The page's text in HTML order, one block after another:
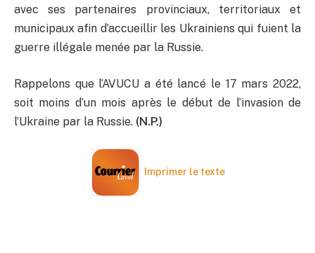
avec ses partenaires provinciaux, territoriaux et
municipaux afin d’accueillir les Ukrainiens qui fuient la
guerre illégale menée par la Russie.
Rappelons que l’AVUCU a été lancé le 17 mars 2022,
soit moins d’un mois après le début de l’invasion de
l’Ukraine par la Russie. (N.P.)
Imprimer le texte